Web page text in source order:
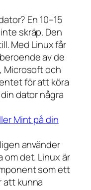
En 10–15
skräp. Den
Med Linux får
av de
Microsoft och
för att köra
dator några
Mint på din
använder
om det. Linux är
som ett
att kunna